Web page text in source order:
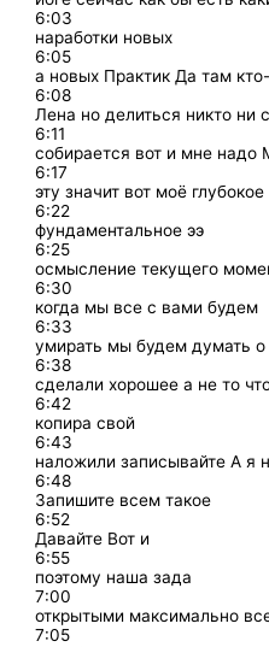
6:03
наработки новых
6:05
а новых Практик Да там
6:08
Лена но делиться никто ни
6:11
собирается вот и мне надо
6:17
эту значит вот моё глубокое
6:22
фундаментальное ээ
6:25
осмысление текущего
6:30
когда мы все с вами будем
6:33
умирать мы будем думать
6:38
сделали хорошее а не то
6:42
копира свой
6:43
наложили записывайте А я
6:48
Запишите всем такое
6:52
Давайте Вот и
6:55
поэтому наша зада
7:00
открытыми максимально
7:05